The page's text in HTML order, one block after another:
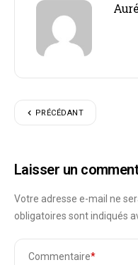
PRÉCÉDANT
Laisser un
Votre adresse e-mail ne
obligatoires sont indiqués
Commentaire*